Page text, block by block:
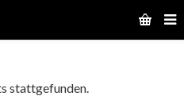
stattgefunden.